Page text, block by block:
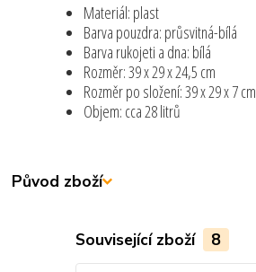
Materiál: plast
Barva pouzdra: průsvitná-bílá
Barva rukojeti a dna: bílá
Rozměr: 39 x 29 x 24,5 cm
Rozměr po složení: 39 x 29 x 7 cm
Objem: cca 28 litrů
Původ zboží
Související zboží 8